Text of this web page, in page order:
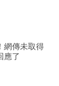
網傳未取得
應了